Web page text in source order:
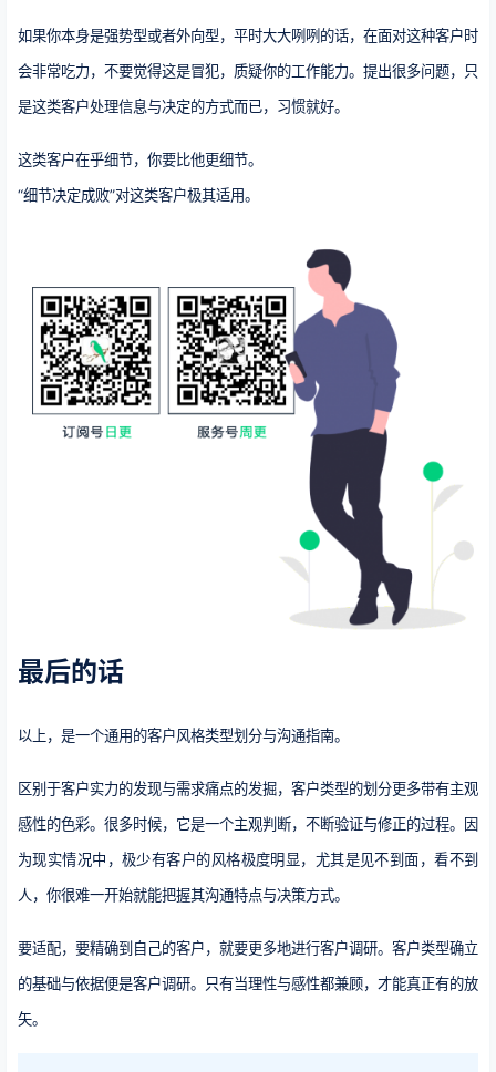
如果你本身是强势型或者外向型，平时大大咧咧的话，在面对这种客户时
会非常吃力，不要觉得这是冒犯，质疑你的工作能力。提出很多问题，只
是这类客户处理信息与决定的方式而已，习惯就好。
这类客户在乎细节，你要比他更细节。
“细节决定成败”对这类客户极其适用。
最后的话
以上，是一个通用的客户风格类型划分与沟通指南。
区别于客户实力的发现与需求痛点的发掘，客户类型的划分更多带有主观
感性的色彩。很多时候，它是一个主观判断，不断验证与修正的过程。因
为现实情况中，极少有客户的风格极度明显，尤其是见不到面，看不到
人，你很难一开始就能把握其沟通特点与决策方式。
要适配，要精确到自己的客户，就要更多地进行客户调研。客户类型确立
的基础与依据便是客户调研。只有当理性与感性都兼顾，才能真正有的放
矢。